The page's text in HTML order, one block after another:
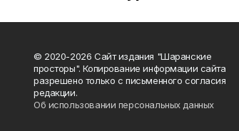
© 2020-2026 Сайт издания "Шаранские
просторы". Копирование информации сайта
разрешено только с письменного согласия
редакции.
Об использовании персональных данных